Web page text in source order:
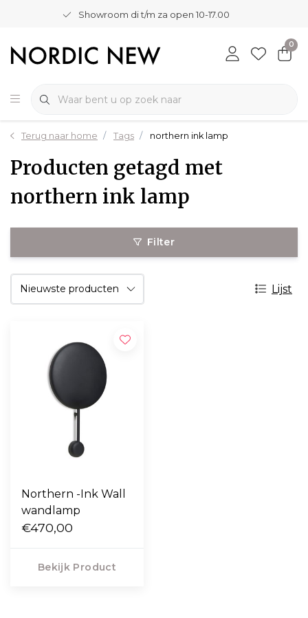
Showroom di t/m za open 10-17.00
0
Terug naar home Tags northern ink lamp
Producten getagd met
northern ink lamp
Filter
Lijst
Northern -Ink Wall
wandlamp
€470,00
Bekijk Product